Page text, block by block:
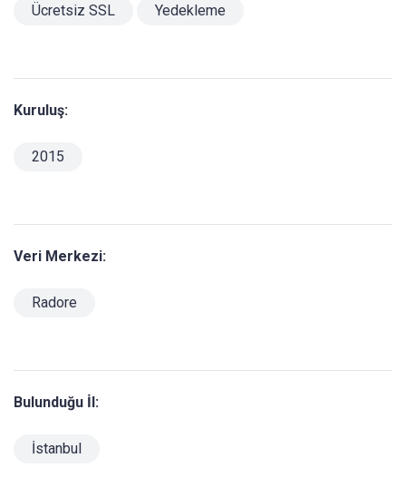
Ücretsiz SSL Yedekleme
Kuruluş:
2015
Veri Merkezi:
Radore
Bulunduğu İl:
İstanbul